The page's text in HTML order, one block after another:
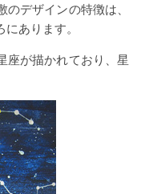
デザインの特徴は、
あります。
座が描かれており、星